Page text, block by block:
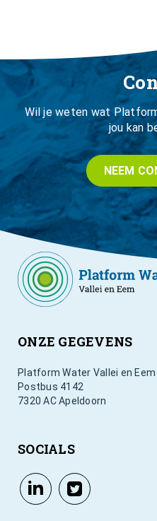
Wil je weten wat
jou kan
NEEM
ONZE GEGEVENS
Platform Water Vallei en Eem
Postbus 4142
7320 AC Apeldoorn
SOCIALS